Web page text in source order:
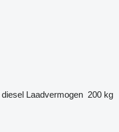
diesel Laadvermogen 200 kg